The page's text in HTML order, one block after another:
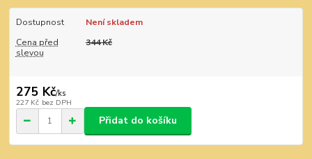
Dostupnost
Není skladem
Cena před
slevou
344 Kč
275 Kč/ks
227 Kč bez DPH
Přidat do košíku